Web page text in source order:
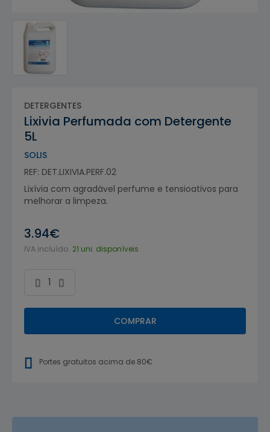
DETERGENTES
Lixivia Perfumada com Detergente
5L
SOLIS
REF: DET.LIXIVIA.PERF.02
Lixívia com agradável perfume e tensioativos para
melhorar a limpeza.
3.94€
IVA incluído. 21 uni. disponíveis
COMPRAR
Portes gratuitos acima de 80€